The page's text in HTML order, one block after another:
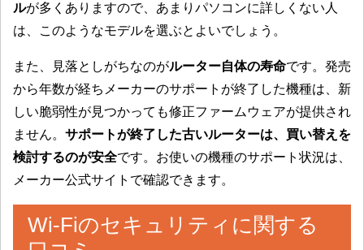
ルが多くありますので、あまりパソコンに詳しくない人
は、このようなモデルを選ぶとよいでしょう。
また、見落としがちなのがルーター自体の寿命です。発売
から年数が経ちメーカーのサポートが終了した機種は、新
しい脆弱性が見つかっても修正ファームウェアが提供され
ません。 サポートが終了した古いルーターは、買い替えを
検討するのが安全です。お使いの機種のサポート状況は、
メーカー公式サイトで確認できます。
Wi-Fiのセキュリティに関する